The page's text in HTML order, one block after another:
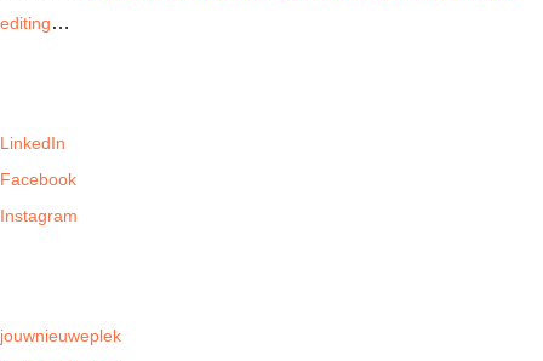
editing…
LinkedIn
Facebook
Instagram
jouwnieuweplek